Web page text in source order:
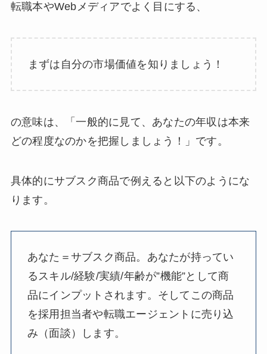
転職本やWebメディアでよく目にする、
まずは自分の市場価値を知りましょう！
の意味は、「一般的に見て、あなたの年収は本来
どの程度なのかを把握しましょう！」です。
具体的にサブスク商品で例えると以下のようにな
ります。
あなた＝サブスク商品。あなたが持ってい
るスキル/経験/実績/年齢が”機能”として商
品にインプットされます。そしてこの商品
を採用担当者や転職エージェントに売り込
み（面談）します。